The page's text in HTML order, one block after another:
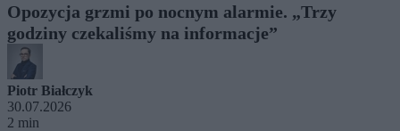
Opozycja grzmi po nocnym alarmie. „Trzy
godziny czekaliśmy na informacje”
Piotr Białczyk
30.07.2026
2 min